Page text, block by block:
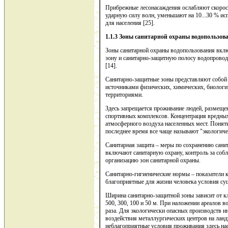
Прибрежные лесонасаждения ослабляют
ударную силу волн, уменьшают на 10...30 %
для населения [25].
1.1.3 Зоны санитарной охраны
Зоны санитарной охраны водопользования
зону и санитарно-защитную полосу
[14].
Санитарно-защитные зоны представляют
источниками физических, химических,
территориями.
Здесь запрещается проживание людей,
спортивных комплексов. Концентрация
атмосферного воздуха населенных мест.
последнее время все чаще называют
Санитарная защита – меры по сохранению
включают санитарную охрану, контроль за
организацию зон санитарной охраны.
Санитарно-гигиенические нормы –
благоприятные для жизни человека условия
Ширина санитарно-защитной зоны зависит от
500, 300, 100 и 50 м. При наложении ареалов
раза. Для экологически опасных производств
воздействия металлургических центров на
неблагоприятные условия проживания здесь